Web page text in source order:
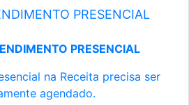
PRESENCIAL
PRESENCIAL
na Receita precisa ser
agendado.